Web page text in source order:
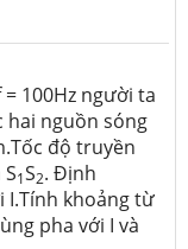
100Hz người ta
nguồn sóng
độ truyền
1S2. Định
I.Tính khoảng từ
pha với I và